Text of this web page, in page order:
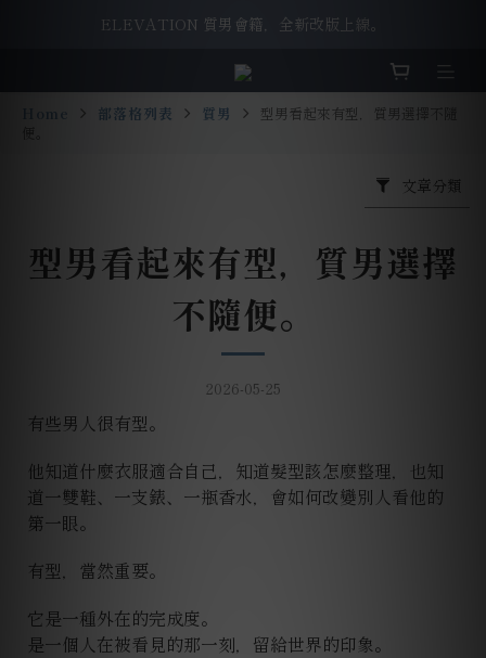
ELEVATION 質男會籍，全新改版上線。
ELEVATION 質男會籍，全新改版上線。
洗面乳舊換新，一起守護我們唯一的地球。
ELEVATION 質男會籍，全新改版上線。
Home 部落格列表 質男
型男看起來有型，質男選擇不隨
文章分類
型男看起來有型，質男選擇
不隨便。
2026-05-25
有些男人很有型。
他知道什麼衣服適合自己，知道髮型該怎麼整理，也知
道一雙鞋、一支錶、一瓶香水，會如何改變別人看他的
第一眼。
有型，當然重要。
它是一種外在的完成度。
是一個人在被看見的那一刻，留給世界的印象。